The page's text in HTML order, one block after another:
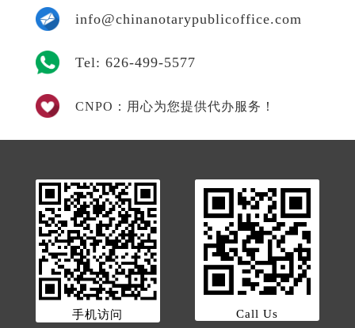
info@chinanotarypublicoffice.com
Tel: 626-499-5577
CNPO：用心为您提供代办服务！
手机访问 Call Us